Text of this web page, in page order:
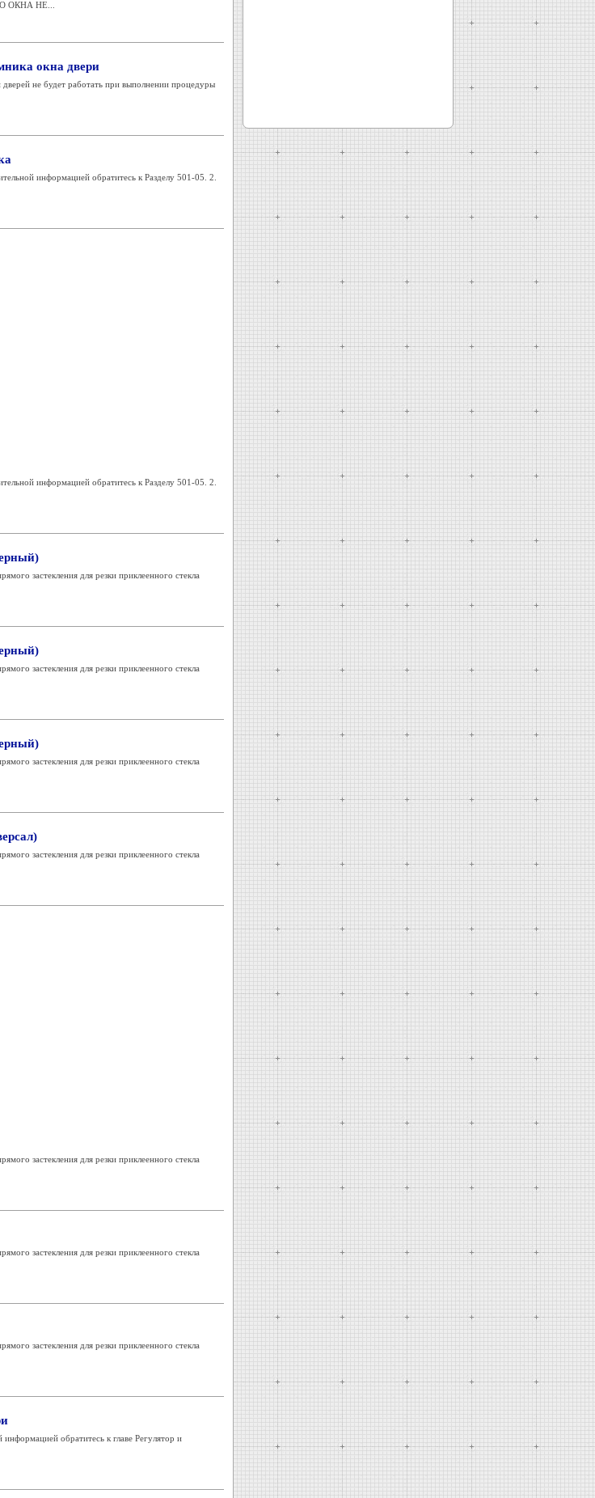
ОКНА НЕ...
окна двери
не будет работать при выполнении процедуры
информацией обратитесь к Разделу 501-05. 2.
информацией обратитесь к Разделу 501-05. 2.
застекления для резки приклеенного стекла
застекления для резки приклеенного стекла
застекления для резки приклеенного стекла
застекления для резки приклеенного стекла
застекления для резки приклеенного стекла
застекления для резки приклеенного стекла
застекления для резки приклеенного стекла
обратитесь к главе Регулятор и